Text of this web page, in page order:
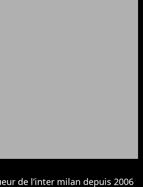
de l’inter milan depuis 2006